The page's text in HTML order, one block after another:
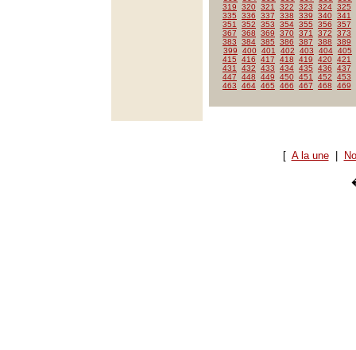
319
320 321 322 323 324 325
335
336 337 338 339 340 341
351
352 353 354 355 356
357
367
368 369 370 371 372
373
383
384 385 386 387 388
389
399
400 401 402 403 404 405
415
416 417 418 419 420 421
431
432 433 434 435 436
437
447
448 449 450 451 452
453
463
464 465 466 467 468 469
[ A la une|